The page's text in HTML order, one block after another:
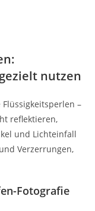
nutzen
–
reflektieren,
und Lichteinfall
Verzerrungen,
Fotografie